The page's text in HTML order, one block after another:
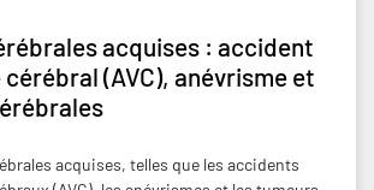
acquises : accident
(AVC), anévrisme et
acquises, telles que les accidents